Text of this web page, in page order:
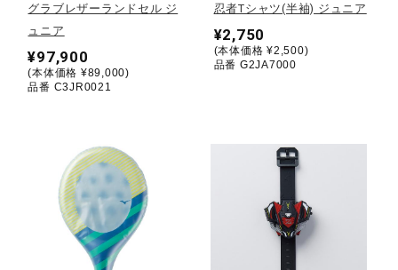
アウトドア／レイン
健康／エクササイズ
ジュニア／キッズ
グラブレザーランドセル ジ
ュニア
¥97,900
(本体価格 ¥89,000)
品番 C3JR0021
忍者Tシャツ(半袖) ジュニア
¥2,750
(本体価格 ¥2,500)
品番 G2JA7000